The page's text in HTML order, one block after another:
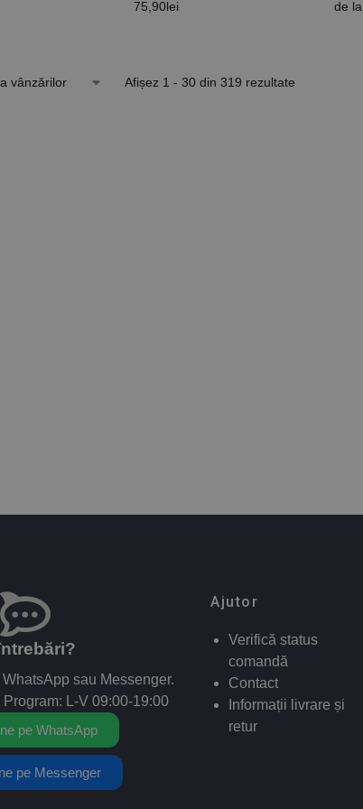
75,90lei de la
Afișez 1 - 30 din 319 rezultate
sau Messenger.
L-V 09:00-19:00
pe WhatsApp
pe Messenger
Ajutor
Verifică status
comandă
Contact
Informații livrare și
retur